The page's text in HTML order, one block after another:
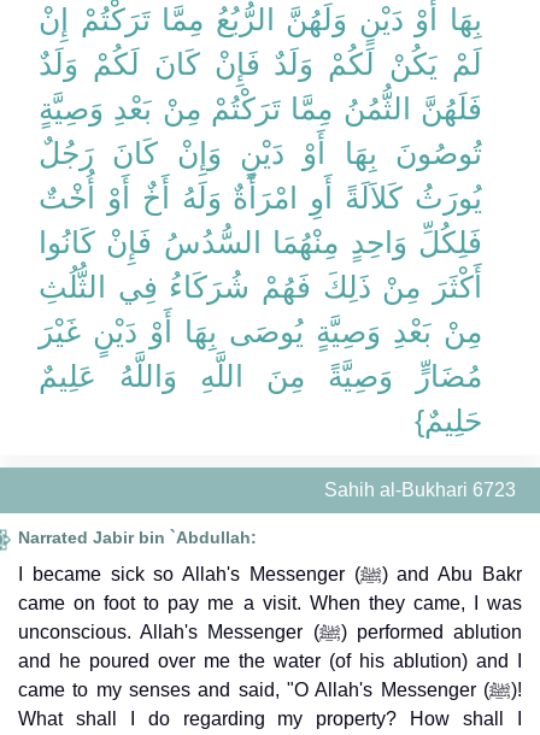
بِهَا أَوْ دَيْنٍ وَلَهُنَّ الرُّبُعُ مِمَّا تَرَكْتُمْ إِنْ
لَمْ يَكُنْ لَكُمْ وَلَدٌ فَإِنْ كَانَ لَكُمْ وَلَدٌ
فَلَهُنَّ الثُّمُنُ مِمَّا تَرَكْتُمْ مِنْ بَعْدِ وَصِيَّةٍ
تُوصُونَ بِهَا أَوْ دَيْنٍ وَإِنْ كَانَ رَجُلٌ
يُورَثُ كَلاَلَةً أَوِ امْرَأَةٌ وَلَهُ أَخٌ أَوْ أُخْتٌ
فَلِكُلِّ وَاحِدٍ مِنْهُمَا السُّدُسُ فَإِنْ كَانُوا
أَكْثَرَ مِنْ ذَلِكَ فَهُمْ شُرَكَاءُ فِي الثُّلُثِ
مِنْ بَعْدِ وَصِيَّةٍ يُوصَى بِهَا أَوْ دَيْنٍ غَيْرَ
مُضَارٍّ وَصِيَّةً مِنَ اللَّهِ وَاللَّهُ عَلِيمٌ
حَلِيمٌ}
Sahih al-Bukhari 6723
Narrated Jabir bin `Abdullah:
I became sick so Allah's Messenger (ﷺ) and Abu Bakr
came on foot to pay me a visit. When they came, I was
unconscious. Allah's Messenger (ﷺ) performed ablution
and he poured over me the water (of his ablution) and I
came to my senses and said, "O Allah's Messenger (ﷺ)!
What shall I do regarding my property? How shall I